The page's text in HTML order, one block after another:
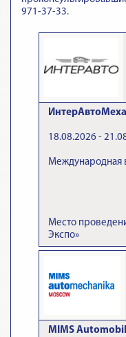
971-37-33.
18.08.2026 -
Международная
Место
Экспо»
MIMS